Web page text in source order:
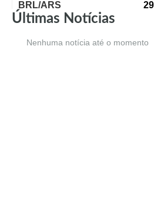
Últimas Notícias
Nenhuma notícia até o momento